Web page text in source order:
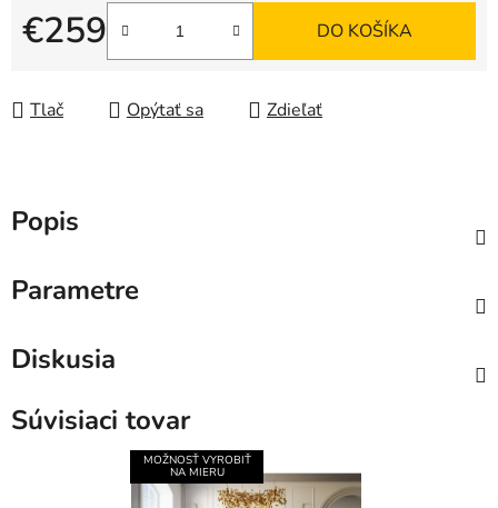
€259
Jednotková cena:
DO KOŠÍKA
Tlač Opýtať sa Zdieľať
Popis
Parametre
Diskusia
Súvisiaci tovar
MOŽNOSŤ VYROBIŤ
NA MIERU